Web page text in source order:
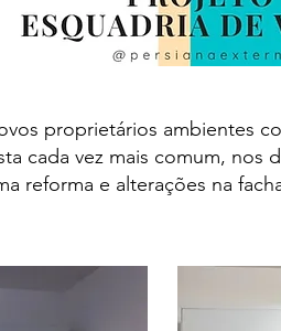
proprietários ambientes
cada vez mais comum, nos
reforma e alterações na